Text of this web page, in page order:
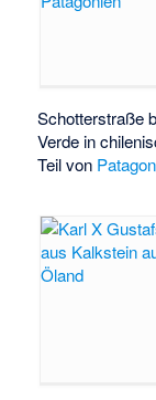
Schotterstraße
Verde in
Teil von